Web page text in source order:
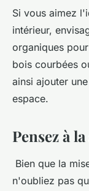
Si vous aimez
intérieur,
organiques
bois courbées
ainsi ajouter
espace.
Pensez à
Bien que la
n'oubliez pas